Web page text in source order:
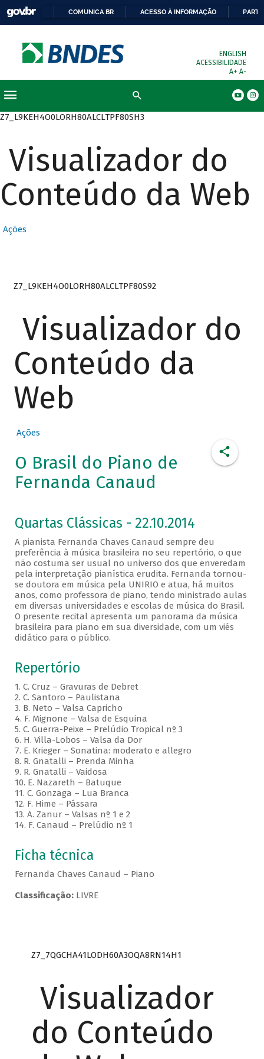
COMUNICA BR ACESSO À INFORMAÇÃO
ENGLISH
ACESSIBILIDADE
A+ A-
Z7_L9KEH4O0LORH80ALCLTPF80SH3
Visualizador do
Conteúdo da Web
Ações
Z7_L9KEH4O0LORH80ALCLTPF80S92
Visualizador do
Conteúdo da
Web
Ações
O Brasil do Piano de
Fernanda Canaud
Quartas Clássicas - 22.10.2014
A pianista Fernanda Chaves Canaud sempre deu
preferência à música brasileira no seu repertório, o que
não costuma ser usual no universo dos que enveredam
pela interpretação pianística erudita. Fernanda tornou-
se doutora em música pela UNIRIO e atua, há muitos
anos, como professora de piano, tendo ministrado aulas
em diversas universidades e escolas de música do Brasil.
O presente recital apresenta um panorama da música
brasileira para piano em sua diversidade, com um viés
didático para o público.
Repertório
1. C. Cruz – Gravuras de Debret
2. C. Santoro – Paulistana
3. B. Neto – Valsa Capricho
4. F. Mignone – Valsa de Esquina
5. C. Guerra-Peixe – Prelúdio Tropical nº 3
6. H. Villa-Lobos – Valsa da Dor
7. E. Krieger – Sonatina: moderato e allegro
8. R. Gnatalli – Prenda Minha
9. R. Gnatalli – Vaidosa
10. E. Nazareth – Batuque
11. C. Gonzaga – Lua Branca
12. F. Hime – Pássara
13. A. Zanur – Valsas nº 1 e 2
14. F. Canaud – Prelúdio nº 1
Ficha técnica
Fernanda Chaves Canaud – Piano
Classificação:LIVRE
Z7_7QGCHA41LODH60A3OQA8RN14H1
Visualizador
do Conteúdo